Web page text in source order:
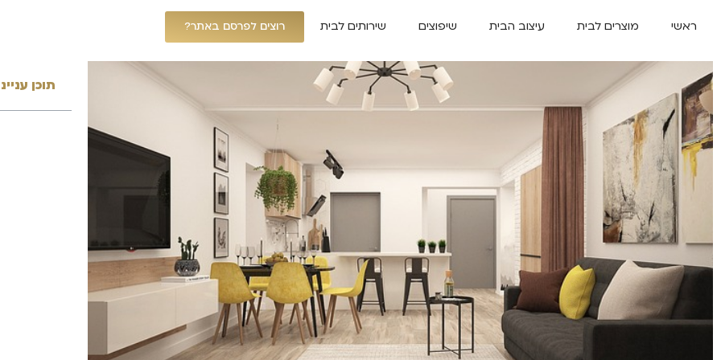
ראשי מוצרים לבית עיצוב הבית שיפוצים שירותים לבית רוצים לפרסם באתר?
תוכן